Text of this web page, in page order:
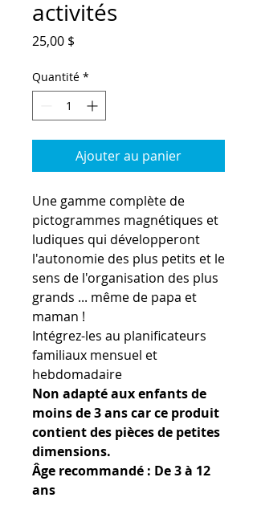
activités
25,00 $
Quantité *
Ajouter au panier
Une gamme complète de
pictogrammes magnétiques et
ludiques qui développeront
l'autonomie des plus petits et le
sens de l'organisation des plus
grands ... même de papa et
maman !
Intégrez-les au planificateurs
familiaux mensuel et
hebdomadaire
Non adapté aux enfants de
moins de 3 ans car ce produit
contient des pièces de petites
dimensions.
Âge recommandé : De 3 à 12
ans